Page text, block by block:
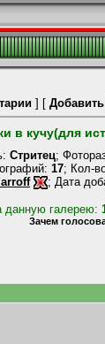
] [ Добавить
в кучу(для
Стритец;
17; Кол-
; Дата
данную галерею:
Зачем